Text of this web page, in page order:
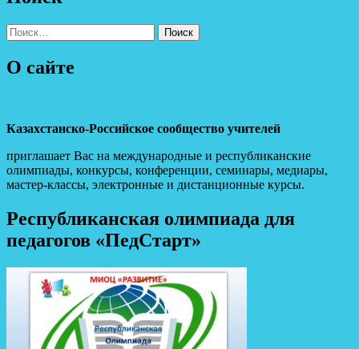
Найти:
О сайте
Казахстанско-Российское сообщество учителей
приглашает Вас на международные и республиканские
олимпиады, конкурсы, конференции, семинары, медиары,
мастер-классы, электронные и дистанционные курсы.
Республиканская олимпиада для
педагогов «ПедСтарт»